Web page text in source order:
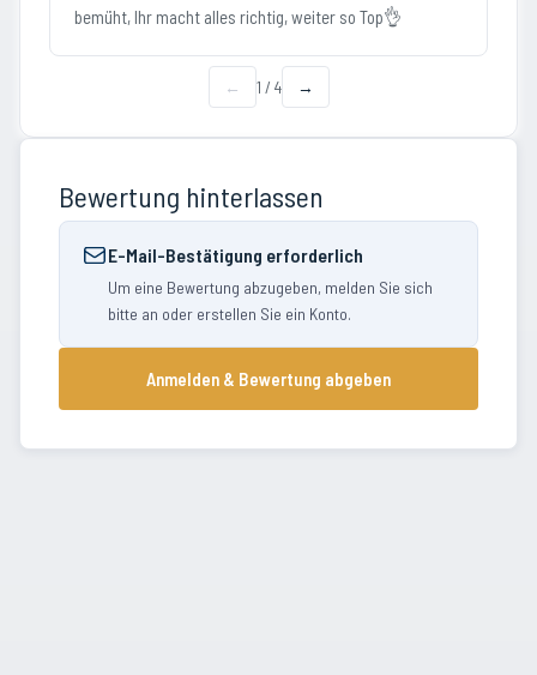
bemüht, Ihr macht alles richtig, weiter so Top👌
← 1 / 4 →
Bewertung hinterlassen
E-Mail-Bestätigung erforderlich
Um eine Bewertung abzugeben, melden Sie sich
bitte an oder erstellen Sie ein Konto.
Anmelden & Bewertung abgeben